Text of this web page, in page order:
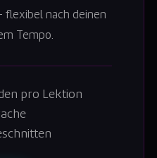
flexibel nach deinen
Tempo.
pro Lektion